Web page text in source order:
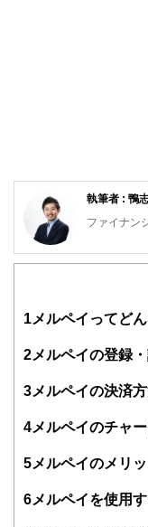
執筆者 : 鴨
ファイナン
ファイナン
大学卒業後
じ、お金の
ちが強くな
でお金の知
1メルペイってど
2メルペイの登録
3メルペイの決済
4メルペイのチャ
5メルペイのメリ
6メルペイを使用